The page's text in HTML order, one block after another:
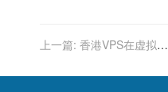
上一篇: 香港VPS在虚拟私